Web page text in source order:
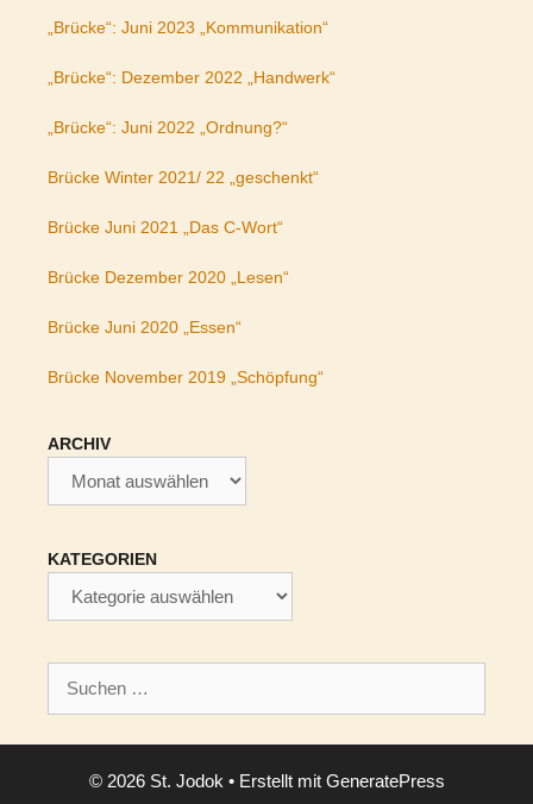
„Brücke“: Juni 2023 „Kommunikation“
„Brücke“: Dezember 2022 „Handwerk“
„Brücke“: Juni 2022 „Ordnung?“
Brücke Winter 2021/ 22 „geschenkt“
Brücke Juni 2021 „Das C-Wort“
Brücke Dezember 2020 „Lesen“
Brücke Juni 2020 „Essen“
Brücke November 2019 „Schöpfung“
ARCHIV
KATEGORIEN
nach:
© 2026 St. Jodok • Erstellt mit GeneratePress